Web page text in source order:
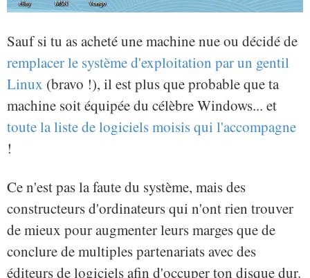
Sauf si tu as acheté une machine nue ou décidé de
remplacer le système d'exploitation par un gentil
Linux (bravo !), il est plus que probable que ta
machine soit équipée du célèbre Windows... et
toute la liste de logiciels moisis qui l'accompagne
!
Ce n'est pas la faute du système, mais des
constructeurs d'ordinateurs qui n'ont rien trouver
de mieux pour augmenter leurs marges que de
conclure de multiples partenariats avec des
éditeurs de logiciels afin d'occuper ton disque dur.